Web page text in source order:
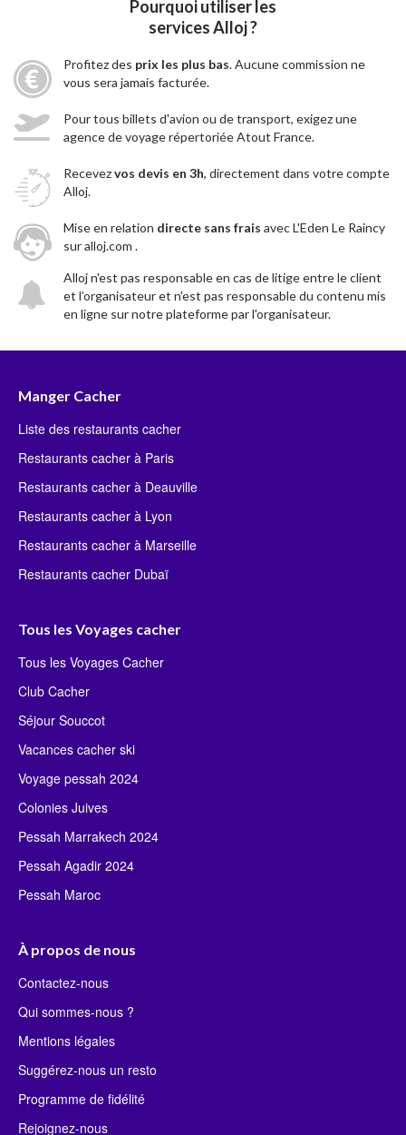
Pourquoi utiliser les
services Alloj ?
Profitez des prix les plus bas. Aucune commission ne
vous sera jamais facturée.
Pour tous billets d'avion ou de transport, exigez une
agence de voyage répertoriée Atout France.
Recevezvos devis en 3h, directement dans votre compte
Alloj.
Mise en relation directe sans frais avec L'Eden Le Raincy
sur alloj.com .
Alloj n'est pas responsable en cas de litige entre le client
et l’organisateur et n'est pas responsable du contenu mis
en ligne sur notre plateforme par l'organisateur.
Manger Cacher
Liste des restaurants cacher
Restaurants cacher à Paris
Restaurants cacher à Deauville
Restaurants cacher à Lyon
Restaurants cacher à Marseille
Restaurants cacher Dubaï
Tous les Voyages cacher
Tous les Voyages Cacher
Club Cacher
Séjour Souccot
Vacances cacher ski
Voyage pessah 2024
Colonies Juives
Pessah Marrakech 2024
Pessah Agadir 2024
Pessah Maroc
À propos de nous
Contactez-nous
Qui sommes-nous ?
Mentions légales
Suggérez-nous un resto
Programme de fidélité
Rejoignez-nous